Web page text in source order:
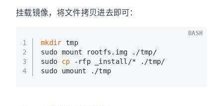
挂载镜像，将文件拷贝进去即可：
1
2
3
4
mkdir tmp
sudo mount rootfs.img ./tmp/
sudo cp -rfp _install/* ./tmp/
sudo umount ./tmp
BASH